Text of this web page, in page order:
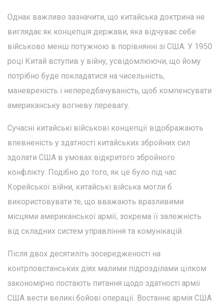
Однак важливо зазначити, що китайська доктрина не
виглядає як концепція держави, яка відчуває себе
військово менш потужною в порівнянні зі США. У 1950
році Китай вступив у війну, усвідомлюючи, що йому
потрібно буде покладатися на чисельність,
маневреність і непередбачуваність, щоб компенсувати
американську вогневу перевагу.
Сучасні китайські військові концепції відображають
впевненість у здатності китайських збройних сил
здолати США в умовах відкритого збройного
конфлікту. Подібно до того, як це було під час
Корейської війни, китайські війська могли б
використовувати те, що вважають вразливими
місцями американської армії, зокрема її залежність
від складних систем управління та комунікацій.
Після двох десятиліть зосередженості на
контрповстанських діях малими підрозділами цілком
закономірно постають питання щодо здатності армії
США вести великі бойові операції. Востаннє армія США